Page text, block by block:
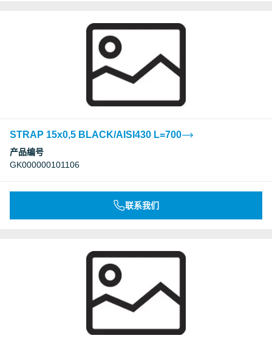
STRAP 15x0,5 BLACK/AISI430 L=700
产品编号
GK000000101106
联系我们